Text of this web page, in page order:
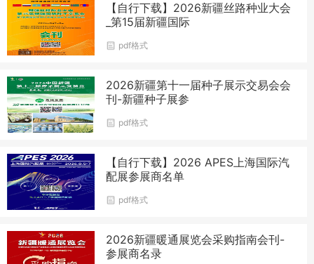
【自行下载】2026新疆丝路种业大会
_第15届新疆国际
pdf格式
2026新疆第十一届种子展示交易会会
刊-新疆种子展参
pdf格式
【自行下载】2026 APES上海国际汽
配展参展商名单
pdf格式
2026新疆暖通展览会采购指南会刊-
参展商名录